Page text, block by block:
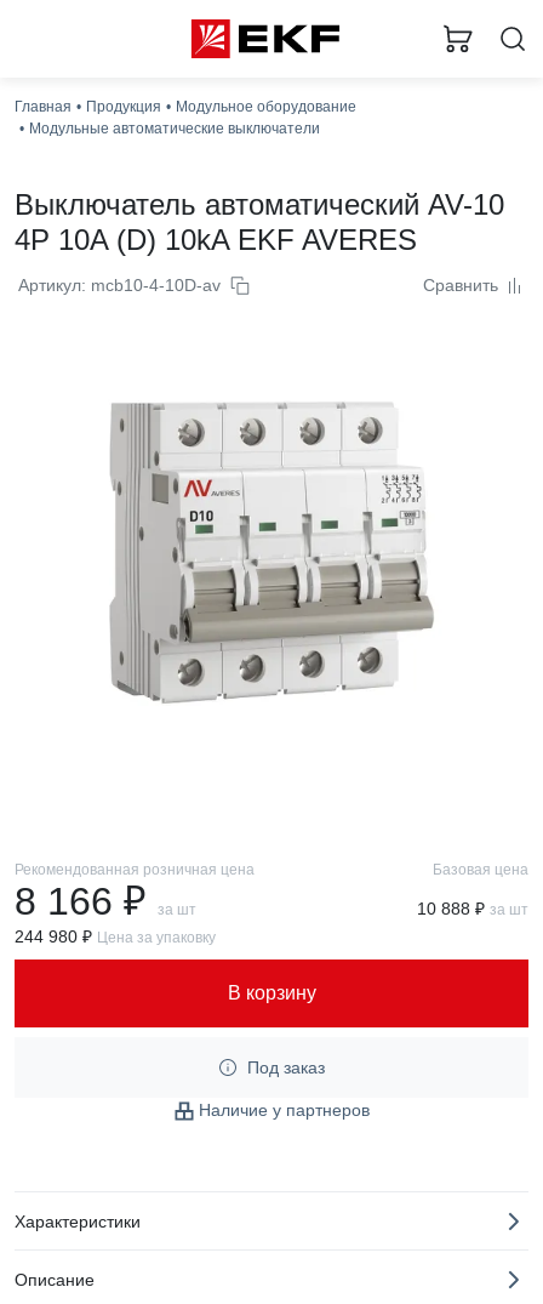
Главная Продукция
Модульное оборудование
Модульные автоматические выключатели
Выключатель автоматический AV-10
4P 10A (D) 10kA EKF AVERES
Артикул: mcb10-4-10D-av Сравнить
Рекомендованная розничная цена
8 166 ₽ за шт
Базовая цена
10 888 ₽ за шт
244 980 ₽ Цена за упаковку
В корзину
Под заказ
Наличие у партнеров
Характеристики
Описание